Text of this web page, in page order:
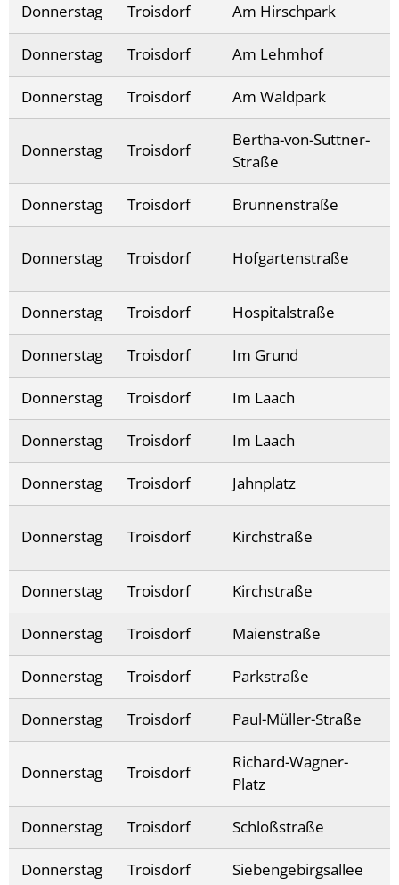
Donnerstag Troisdorf Am Hirschpark
Donnerstag Troisdorf Am Lehmhof
Donnerstag Troisdorf Am Waldpark
Donnerstag Troisdorf
Bertha-von-Suttner-
Straße
Donnerstag Troisdorf Brunnenstraße
Donnerstag Troisdorf Hofgartenstraße
Donnerstag Troisdorf Hospitalstraße
Donnerstag Troisdorf Im Grund
Donnerstag Troisdorf Im Laach
Donnerstag Troisdorf Im Laach
Donnerstag Troisdorf Jahnplatz
Donnerstag Troisdorf Kirchstraße
Donnerstag Troisdorf Kirchstraße
Donnerstag Troisdorf Maienstraße
Donnerstag Troisdorf Parkstraße
Donnerstag Troisdorf Paul-Müller-Straße
Donnerstag Troisdorf
Richard-Wagner-
Platz
Donnerstag Troisdorf Schloßstraße
Donnerstag Troisdorf Siebengebirgsallee